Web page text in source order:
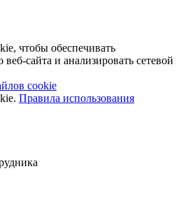
чтобы обеспечивать
сайта и анализировать сетевой
cookie
Правила использования